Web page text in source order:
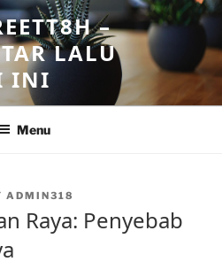
–
LALU
INI
Menu
ADMIN318
Raya: Penyebab